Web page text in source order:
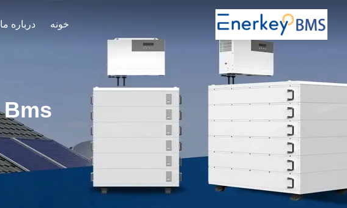
خونه درباره ما
Bms خودروهای الکتریکی